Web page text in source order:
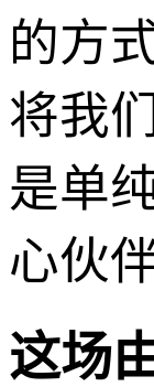
的方
将我
是单
心伙伴
这场